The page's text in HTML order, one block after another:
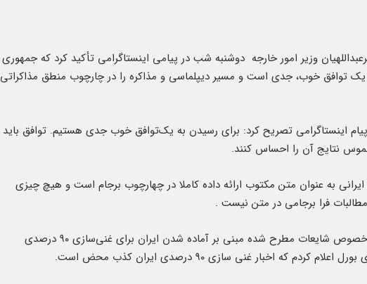
وزیر امور خارجه دوشنبه شب در پیامی اینستاگرامی تأکید کرد که جمهوری
یک توافق خوب، جدی است و مسیر دیپلماسی و مذاکره را در چارچوب منطق مذاکراتی
پیام اینستاگرامی تصریح کرد: برای رسیدن به یک‌توافق خوب جدی هستیم. توافق باید
نتایج آن را احساس کنند.
به عنوان متن مکتوب ارائه داده کاملا در چهارچوب برجام است و هیچ چیزی
فرا برجامی در متن نیست .
وزیر امور خارجه کشورمان در خصوص شایعات مطرح شده مبنی بر آماده شدن ایران برای غنی‌سازی ۹۰ درصدی
که اخبار غنی سازی ۹۰ درصدی ایران کذب محض است.